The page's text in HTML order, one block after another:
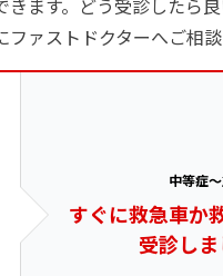
ァストドクターへご相談
中等症
すぐに救急車か
受診し